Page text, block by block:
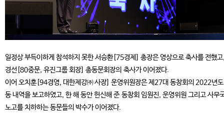
일정상 부득이하게 참석하지 못한 서승환[75경제] 총장은 영상으로 축사를 전했
경선[80중문, 유진그룹 회장] 총동문회장의 축사가 이어졌다.
이어 오치훈[94경영, 대한제강㈜ 사장] 운영위원장은 제27대 동창회의 2022년
동 내역을 보고하였고, 한 해 동안 헌신해 준 동창회 임원진, 운영위원 그리고 사무
노고를 치하하는 동문들의 박수가 이어졌다.